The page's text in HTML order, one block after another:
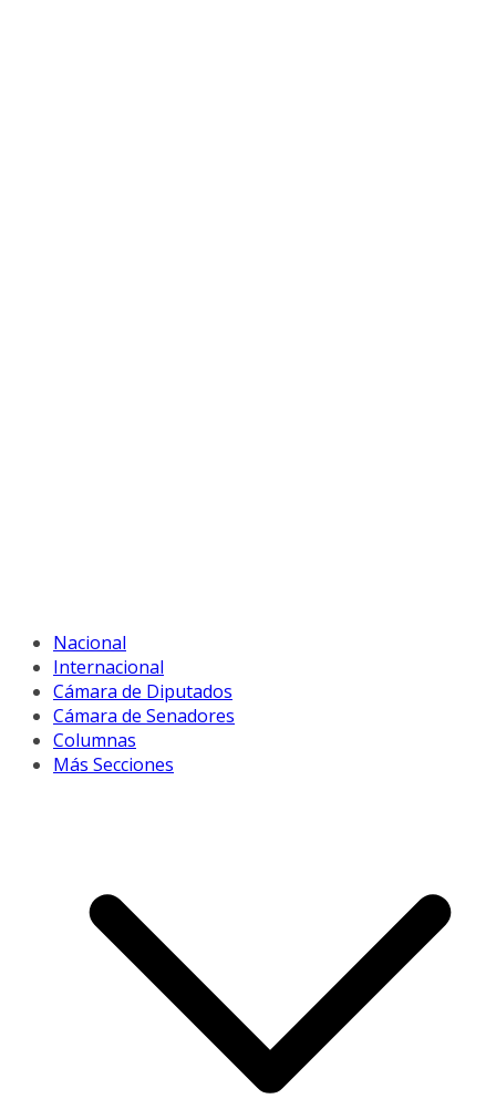
Nacional
Internacional
Cámara de Diputados
Cámara de Senadores
Columnas
Más Secciones